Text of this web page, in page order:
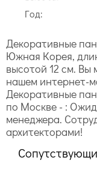
Год:
Декоративные
Южная Корея,
высотой 12 cм. Вы
нашем интернет-
Декоративные
по Москве - :
менеджера.
архитекторами!